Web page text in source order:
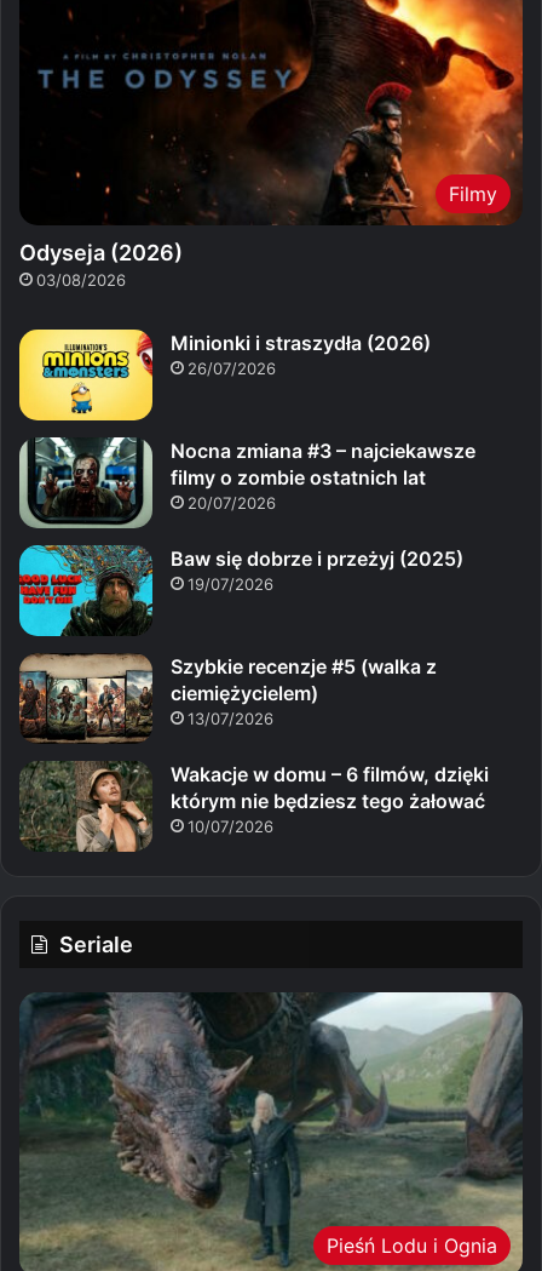
Filmy
Odyseja (2026)
03/08/2026
Minionki i straszydła (2026)
26/07/2026
Nocna zmiana #3 – najciekawsze
filmy o zombie ostatnich lat
20/07/2026
Baw się dobrze i przeżyj (2025)
19/07/2026
Szybkie recenzje #5 (walka z
ciemiężycielem)
13/07/2026
Wakacje w domu – 6 filmów, dzięki
którym nie będziesz tego żałować
10/07/2026
Seriale
Pieśń Lodu i Ognia